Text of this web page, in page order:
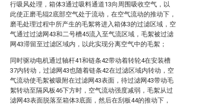
行吸风处理，箱体3通过吸料通道13向周围吸收空气，以
此使正磨毛辊2底部空气处于流动，在空气流动的推动下，
磨毛处理过程中所产生的毛絮将进入箱体3的过滤区域，空
气通过过滤网43和二号槽45流入至气流区域，毛絮被过滤
网43滞留至过滤区域内，以此实现分离空气中的毛絮；
同时驱动电机通过轴杆41和链条42带动着转轮4在安装槽
37内转动，过滤网43也随着链条42在过滤区域内转动，空
气流动使毛絮被吸附在过滤网43表面，待过滤网43带动毛
絮转动至隔风板46下方时，空气流动强度减弱，毛絮从过
滤网43表面脱落至箱体3底面，然后在刮板44的推动下，